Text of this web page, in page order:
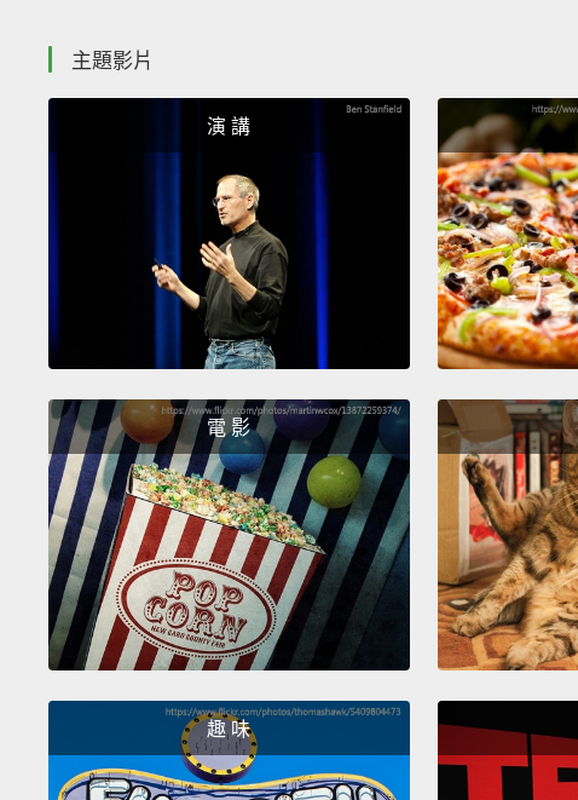
主題影片
演 講
電 影
趣 味